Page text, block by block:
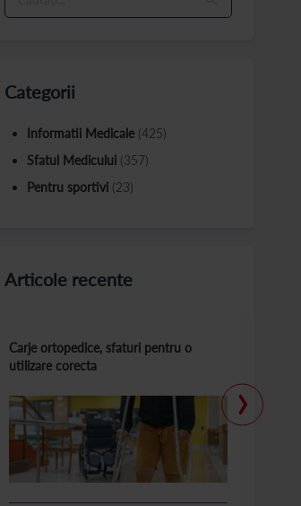
Categorii
Informatii Medicale (425)
Sfatul Medicului (357)
Pentru sportivi (23)
Articole recente
Carje ortopedice, sfaturi pentru o
utilizare corecta
›